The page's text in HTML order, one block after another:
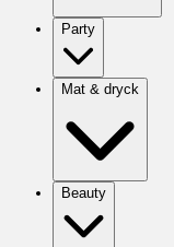
Party
Mat & dryck
Beauty